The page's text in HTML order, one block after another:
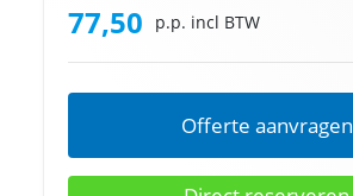
77,50 p.p. incl BTW
Offerte aanvragen